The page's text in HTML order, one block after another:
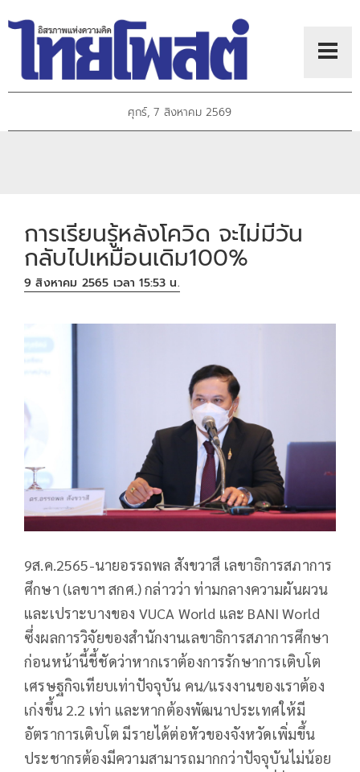
ศุกร์, 7 สิงหาคม 2569
การเรียนรู้หลังโควิด จะไม่มีวัน
กลับไปเหมือนเดิม100%
9 สิงหาคม 2565 เวลา 15:53 น.
9ส.ค.2565-นายอรรถพล สังขวาสี เลขาธิการสภาการ
ศึกษา (เลขาฯ สกศ.) กล่าวว่า ท่ามกลางความผันผวน
และเปราะบางของ VUCA World และ BANI World
ซึ่งผลการวิจัยของสำนักงานเลขาธิการสภาการศึกษา
ก่อนหน้านี้ชี้ชัดว่าหากเราต้องการรักษาการเติบโต
เศรษฐกิจเทียบเท่าปัจจุบัน คน/แรงงานของเราต้อง
เก่งขึ้น 2.2 เท่า และหากต้องพัฒนาประเทศให้มี
อัตราการเติบโต มีรายได้ต่อหัวของจังหวัดเพิ่มขึ้น
ประชากรต้องมีความสามารถมากกว่าปัจจุบันไม่น้อย